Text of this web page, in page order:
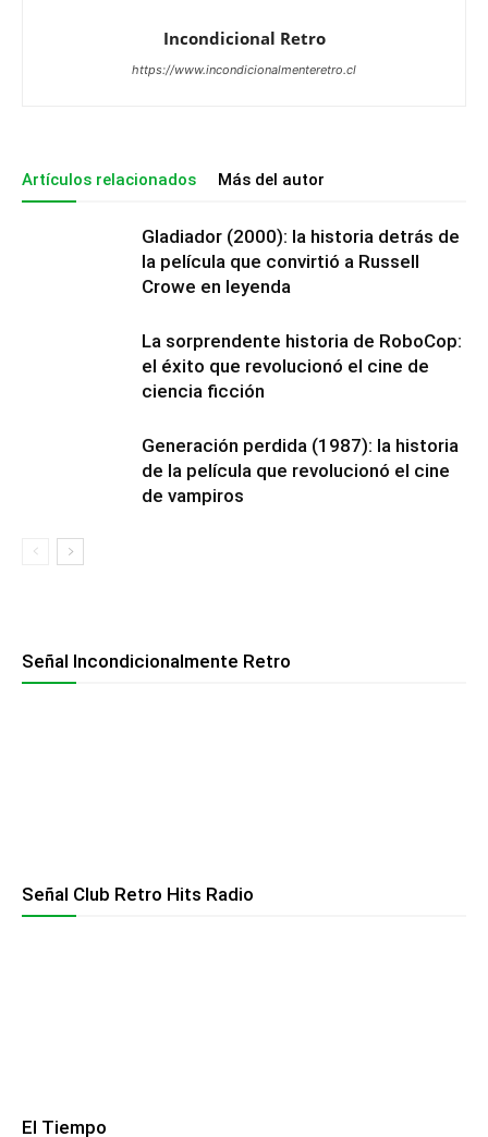
Incondicional Retro
https://www.incondicionalmenteretro.cl
Artículos relacionados Más del autor
Gladiador (2000): la historia detrás de
la película que convirtió a Russell
Crowe en leyenda
La sorprendente historia de RoboCop:
el éxito que revolucionó el cine de
ciencia ficción
Generación perdida (1987): la historia
de la película que revolucionó el cine
de vampiros
Señal Incondicionalmente Retro
Señal Club Retro Hits Radio
El Tiempo